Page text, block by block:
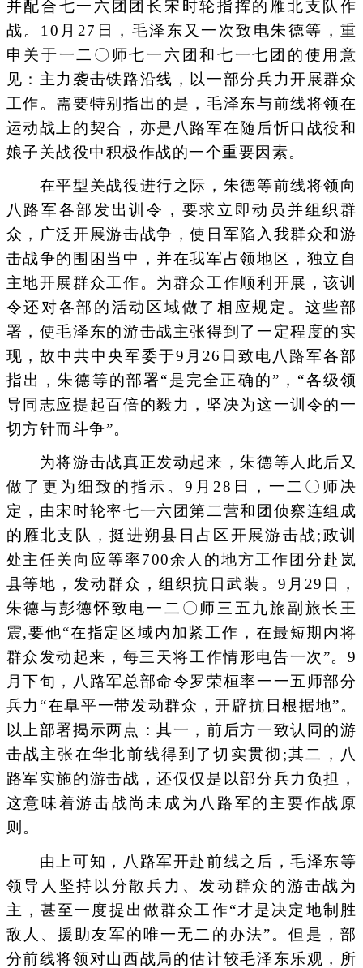
并配合七一六团团长宋时轮指挥的雁北支队作
战。10月27日，毛泽东又一次致电朱德等，重
申关于一二〇师七一六团和七一七团的使用意
见：主力袭击铁路沿线，以一部分兵力开展群众
工作。需要特别指出的是，毛泽东与前线将领在
运动战上的契合，亦是八路军在随后忻口战役和
娘子关战役中积极作战的一个重要因素。
在平型关战役进行之际，朱德等前线将领向
八路军各部发出训令，要求立即动员并组织群
众，广泛开展游击战争，使日军陷入我群众和游
击战争的围困当中，并在我军占领地区，独立自
主地开展群众工作。为群众工作顺利开展，该训
令还对各部的活动区域做了相应规定。这些部
署，使毛泽东的游击战主张得到了一定程度的实
现，故中共中央军委于9月26日致电八路军各部
指出，朱德等的部署“是完全正确的”，“各级领
导同志应提起百倍的毅力，坚决为这一训令的一
切方针而斗争”。
为将游击战真正发动起来，朱德等人此后又
做了更为细致的指示。9月28日，一二〇师决
定，由宋时轮率七一六团第二营和团侦察连组成
的雁北支队，挺进朔县日占区开展游击战;政训
处主任关向应等率700余人的地方工作团分赴岚
县等地，发动群众，组织抗日武装。9月29日，
朱德与彭德怀致电一二〇师三五九旅副旅长王
震,要他“在指定区域内加紧工作，在最短期内将
群众发动起来，每三天将工作情形电告一次”。9
月下旬，八路军总部命令罗荣桓率一一五师部分
兵力“在阜平一带发动群众，开辟抗日根据地”。
以上部署揭示两点：其一，前后方一致认同的游
击战主张在华北前线得到了切实贯彻;其二，八
路军实施的游击战，还仅仅是以部分兵力负担，
这意味着游击战尚未成为八路军的主要作战原
则。
由上可知，八路军开赴前线之后，毛泽东等
领导人坚持以分散兵力、发动群众的游击战为
主，甚至一度提出做群众工作“才是决定地制胜
敌人、援助友军的唯一无二的办法”。但是，部
分前线将领对山西战局的估计较毛泽东乐观，所